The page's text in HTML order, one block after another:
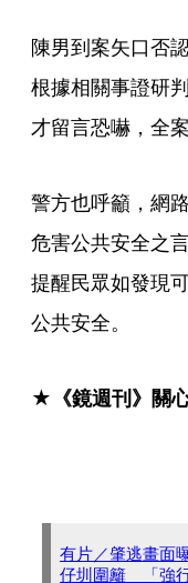
陳男到案矢口否
根據相關事證研
才留言恐嚇，全
警方也呼籲，網
危害公共安全之
提醒民眾如發現
公共安全。
★《鏡週刊》關
有片／肇逃畫面
仔圳圍籬 「強